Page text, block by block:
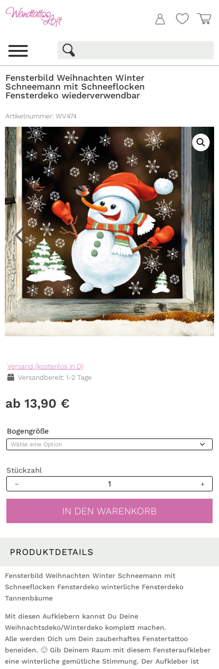
Fensterbild Weihnachten Winter
Schneemann mit Schneeflocken
Fensterdeko wiederverwendbar
Artikelnummer: WV474
Versand (kostenlos in D)
Versandbereit: 1-2 Tage
13,90 €
Bogengröße
Stückzahl
Weihnachten
Fensterdeko
Menge
IN DEN WARENKORB
PRODUKTDETAILS
Fensterbild Weihnachten Winter Schneemann mit
Schneeflocken Fensterdeko winterliche Fensterdeko
Tannenbäume
Mit diesen Aufklebern kannst Du Deine
Weihnachtsdeko/Winterdeko komplett machen.
Alle werden Dich um Dein zauberhaftes Fenstertattoo
beneiden. 🙂 Gib Deinem Raum mit diesem Fensteraufkleber
eine winterliche gemütliche Stimmung. Der Aufkleber ist